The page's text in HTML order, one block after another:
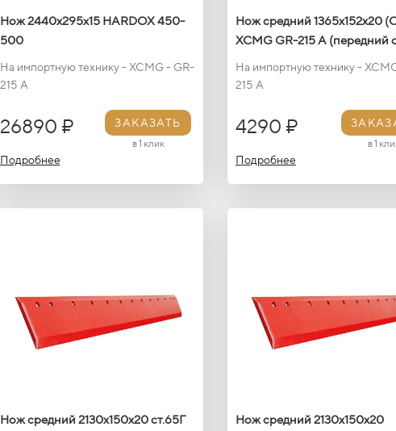
Нож 2440х295х15 HARDOX 450-
500
На импортную технику - XCMG - GR-
215 A
26890 ₽ ЗАКАЗАТЬ
в 1 клик
Подробнее
Нож средний 1365x152x20
XCMG GR-215 A (передний
На импортную технику -
215 A
4290 ₽
в 1
Подробнее
Нож средний 2130х150х20 ст.65Г
Нож средний 2130х150х20